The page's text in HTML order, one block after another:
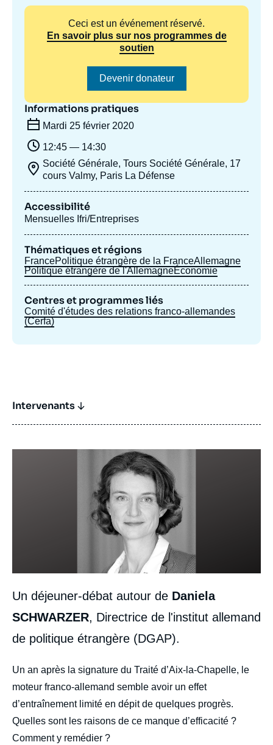
Nous soutenir
Informations pratiques
Mardi 25 février 2020
12:45 — 14:30
Société Générale, Tours Société Générale, 17
cours Valmy, Paris La Défense
Accessibilité
Mensuelles Ifri/Entreprises
Thématiques et régions
FrancePolitique étrangère de la FranceAllemagne
Politique étrangère de l'AllemagneÉconomie
Centres et programmes liés
Comité d'études des relations franco-allemandes
(Cerfa)
Ceci est un événement réservé.
En savoir plus sur nos programmes de
soutien
Devenir donateur
Intervenants
Un déjeuner-débat autour de Daniela
SCHWARZER, Directrice de l'institut allemand
de politique étrangère (DGAP).
body
Un an après la signature du Traité d’Aix-la-Chapelle, le
moteur franco-allemand semble avoir un effet
d’entraînement limité en dépit de quelques progrès.
Quelles sont les raisons de ce manque d’efficacité ?
Comment y remédier ?